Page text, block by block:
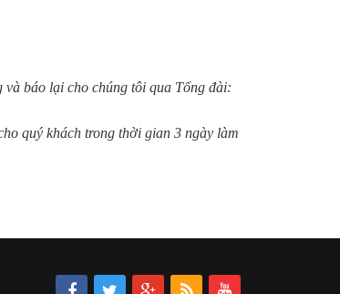
báo lại cho chúng tôi qua Tổng đài:
quý khách trong thời gian 3 ngày làm